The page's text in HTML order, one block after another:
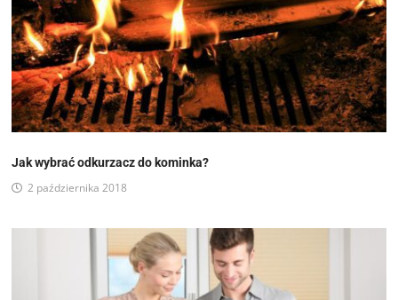
Jak wybrać odkurzacz do kominka?
2 października 2018